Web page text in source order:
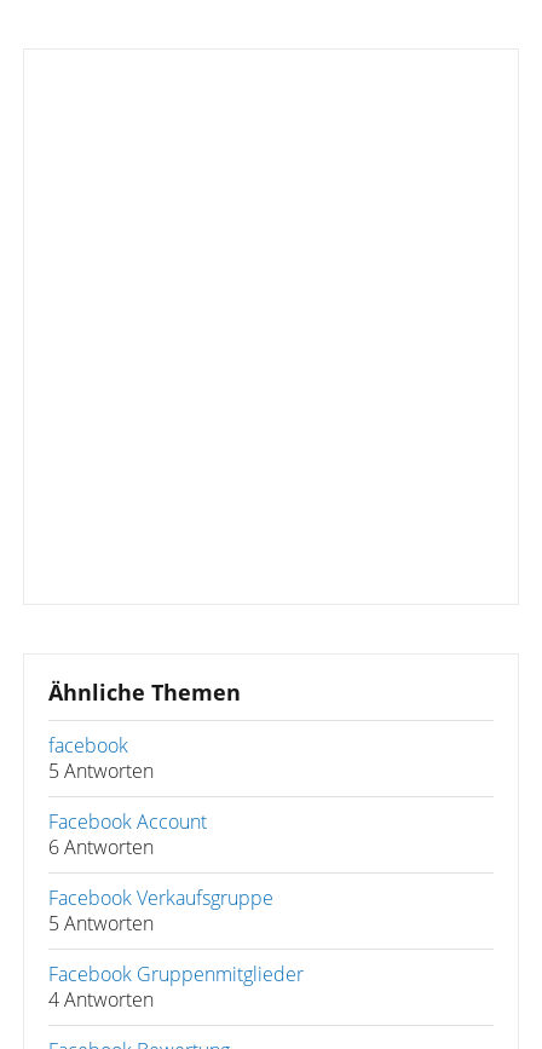
Ähnliche Themen
facebook
5 Antworten
Facebook Account
6 Antworten
Facebook Verkaufsgruppe
5 Antworten
Facebook Gruppenmitglieder
4 Antworten